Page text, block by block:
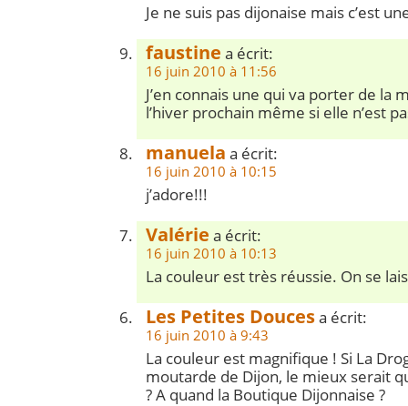
Je ne suis pas dijonaise mais c’est
faustine a écrit:
16 juin 2010 à 11:56
J’en connais une qui va porter de la
l’hiver prochain même si elle n’est
manuela a écrit:
16 juin 2010 à 10:15
j’adore!!!
Valérie a écrit:
16 juin 2010 à 10:13
La couleur est très réussie. On se
Les Petites Doucesa écrit:
16 juin 2010 à 9:43
La couleur est magnifique ! Si La
moutarde de Dijon, le mieux serait
? A quand la Boutique Dijonnaise ?